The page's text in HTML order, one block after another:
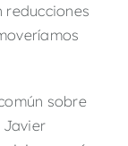
reducciones
sobre
Javier